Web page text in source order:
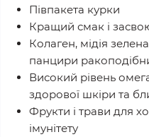
Півпакета курки
Кращий смак і
Колаген, мідія
панцири
Високий рівень
здорової шкіри та
Фрукти і трави для
імунітету